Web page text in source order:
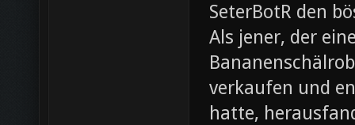
SeterBotR den
Als jener, der
verkaufen und
hatte,